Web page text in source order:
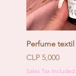
Perfume textil
Price
CLP 5,000
Sales Tax Included